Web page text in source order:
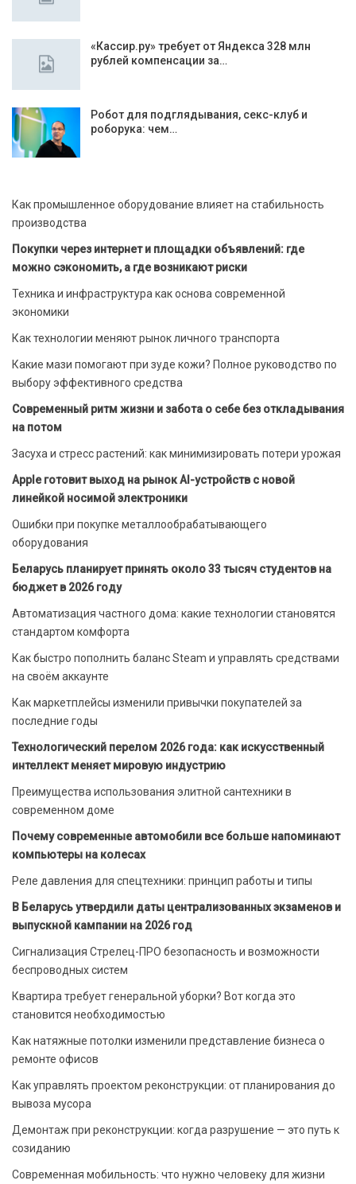
«Кассир.ру» требует от Яндекса 328 млн
рублей компенсации за…
Робот для подглядывания, секс-клуб и
роборука: чем…
Как промышленное оборудование влияет на стабильность
производства
Покупки через интернет и площадки объявлений: где
можно сэкономить, а где возникают риски
Техника и инфраструктура как основа современной
экономики
Как технологии меняют рынок личного транспорта
Какие мази помогают при зуде кожи? Полное руководство по
выбору эффективного средства
Современный ритм жизни и забота о себе без откладывания
на потом
Засуха и стресс растений: как минимизировать потери урожая
Apple готовит выход на рынок AI-устройств с новой
линейкой носимой электроники
Ошибки при покупке металлообрабатывающего
оборудования
Беларусь планирует принять около 33 тысяч студентов на
бюджет в 2026 году
Автоматизация частного дома: какие технологии становятся
стандартом комфорта
Как быстро пополнить баланс Steam и управлять средствами
на своём аккаунте
Как маркетплейсы изменили привычки покупателей за
последние годы
Технологический перелом 2026 года: как искусственный
интеллект меняет мировую индустрию
Преимущества использования элитной сантехники в
современном доме
Почему современные автомобили все больше напоминают
компьютеры на колесах
Реле давления для спецтехники: принцип работы и типы
В Беларусь утвердили даты централизованных экзаменов и
выпускной кампании на 2026 год
Сигнализация Стрелец-ПРО безопасность и возможности
беспроводных систем
Квартира требует генеральной уборки? Вот когда это
становится необходимостью
Как натяжные потолки изменили представление бизнеса о
ремонте офисов
Как управлять проектом реконструкции: от планирования до
вывоза мусора
Демонтаж при реконструкции: когда разрушение — это путь к
созиданию
Современная мобильность: что нужно человеку для жизни